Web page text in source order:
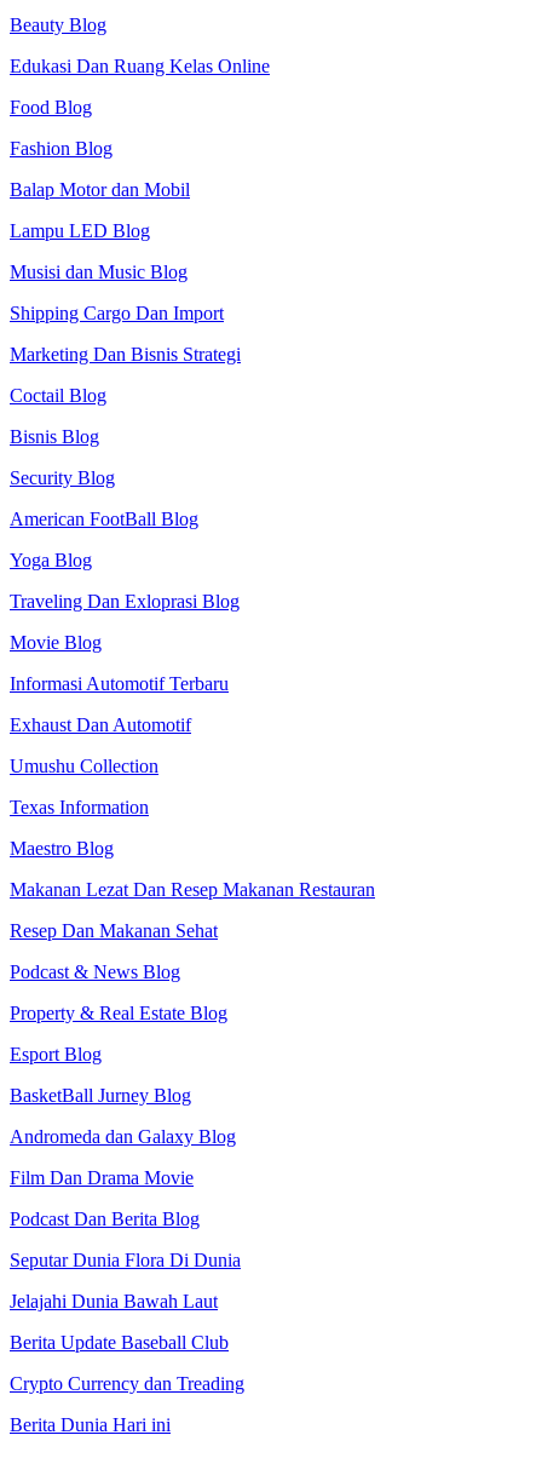
Beauty Blog
Edukasi Dan Ruang Kelas Online
Food Blog
Fashion Blog
Balap Motor dan Mobil
Lampu LED Blog
Musisi dan Music Blog
Shipping Cargo Dan Import
Marketing Dan Bisnis Strategi
Coctail Blog
Bisnis Blog
Security Blog
American FootBall Blog
Yoga Blog
Traveling Dan Exloprasi Blog
Movie Blog
Informasi Automotif Terbaru
Exhaust Dan Automotif
Umushu Collection
Texas Information
Maestro Blog
Makanan Lezat Dan Resep Makanan Restauran
Resep Dan Makanan Sehat
Podcast & News Blog
Property & Real Estate Blog
Esport Blog
BasketBall Jurney Blog
Andromeda dan Galaxy Blog
Film Dan Drama Movie
Podcast Dan Berita Blog
Seputar Dunia Flora Di Dunia
Jelajahi Dunia Bawah Laut
Berita Update Baseball Club
Crypto Currency dan Treading
Berita Dunia Hari ini